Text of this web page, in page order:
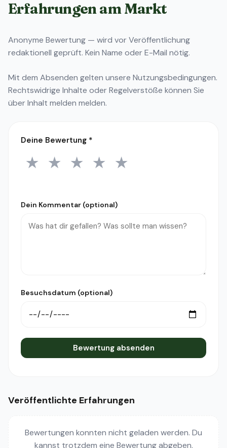
Erfahrungen am Markt
Anonyme Bewertung — wird vor Veröffentlichung
redaktionell geprüft. Kein Name oder E-Mail nötig.
Mit dem Absenden gelten unsere Nutzungsbedingungen.
Rechtswidrige Inhalte oder Regelverstöße können Sie
überInhalt melden melden.
Deine Bewertung *
1 Stern
★ 2 Sterne
★ 3 Sterne
★ 4 Sterne
★ 5 Sterne
★
Dein Kommentar (optional)
Besuchsdatum (optional)
Bewertung absenden
Veröffentlichte Erfahrungen
Bewertungen konnten nicht geladen werden. Du
kannst trotzdem eine Bewertung abgeben.